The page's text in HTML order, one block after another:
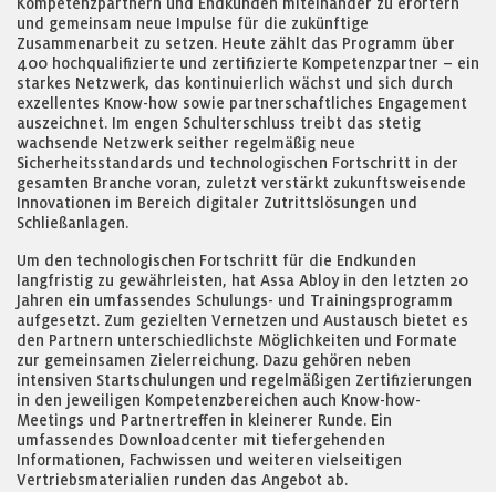
Kompetenzpartnern und Endkunden miteinander zu erörtern
und gemeinsam neue Impulse für die zukünftige
Zusammenarbeit zu setzen. Heute zählt das Programm über
400 hochqualifizierte und zertifizierte Kompetenzpartner – ein
starkes Netzwerk, das kontinuierlich wächst und sich durch
exzellentes Know-how sowie partnerschaftliches Engagement
auszeichnet. Im engen Schulterschluss treibt das stetig
wachsende Netzwerk seither regelmäßig neue
Sicherheitsstandards und technologischen Fortschritt in der
gesamten Branche voran, zuletzt verstärkt zukunftsweisende
Innovationen im Bereich digitaler Zutrittslösungen und
Schließanlagen.
Um den technologischen Fortschritt für die Endkunden
langfristig zu gewährleisten, hat Assa Abloy in den letzten 20
Jahren ein umfassendes Schulungs- und Trainingsprogramm
aufgesetzt. Zum gezielten Vernetzen und Austausch bietet es
den Partnern unterschiedlichste Möglichkeiten und Formate
zur gemeinsamen Zielerreichung. Dazu gehören neben
intensiven Startschulungen und regelmäßigen Zertifizierungen
in den jeweiligen Kompetenzbereichen auch Know-how-
Meetings und Partnertreffen in kleinerer Runde. Ein
umfassendes Downloadcenter mit tiefergehenden
Informationen, Fachwissen und weiteren vielseitigen
Vertriebsmaterialien runden das Angebot ab.